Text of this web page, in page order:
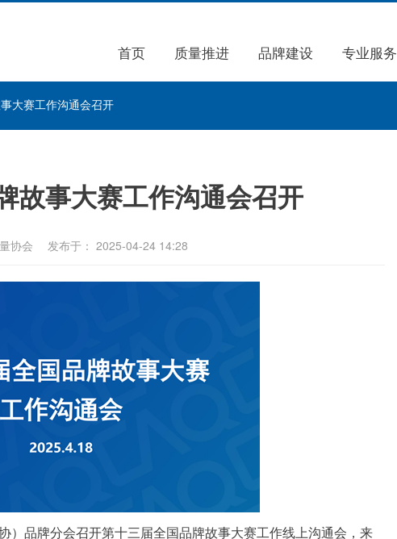
首页 质量推进 品牌建设 专业服务
大赛工作沟通会召开
故事大赛工作沟通会召开
协会 发布于： 2025-04-24 14:28
）品牌分会召开第十三届全国品牌故事大赛工作线上沟通会，来